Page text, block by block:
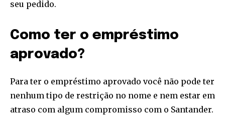
seu pedido.
Como ter o empréstimo
aprovado?
Para ter o empréstimo aprovado você não pode ter
nenhum tipo de restrição no nome e nem estar em
atraso com algum compromisso com o Santander.